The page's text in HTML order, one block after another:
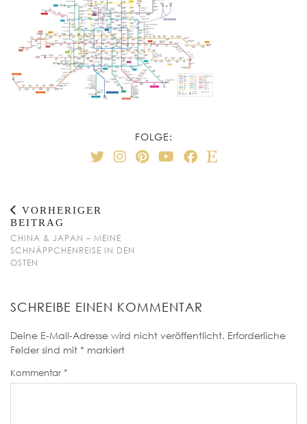
FOLGE:
VORHERIGER
BEITRAG
CHINA & JAPAN – MEINE
SCHNÄPPCHENREISE IN DEN
OSTEN
SCHREIBE EINEN KOMMENTAR
Deine E-Mail-Adresse wird nicht veröffentlicht. Erforderliche
Felder sind mit * markiert
Kommentar *